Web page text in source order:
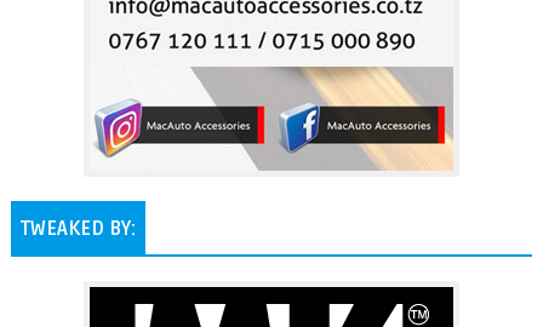
TWEAKED BY: